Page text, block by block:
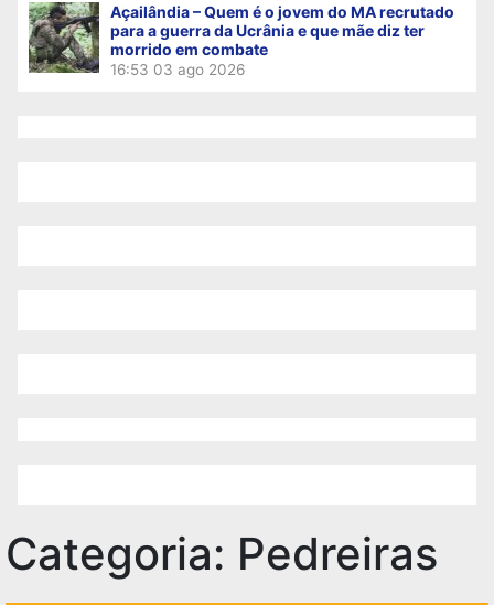
Açailândia – Quem é o jovem do MA recrutado
para a guerra da Ucrânia e que mãe diz ter
morrido em combate
16:53 03 ago 2026
Categoria: Pedreiras